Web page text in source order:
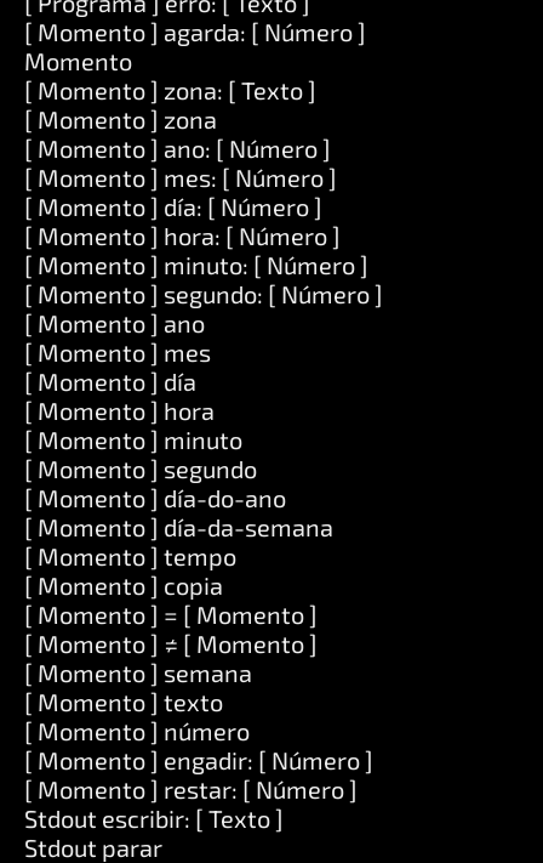
[ Momento ] agarda: [ Número ]
Momento
[ Momento ] zona: [ Texto ]
[ Momento ] zona
[ Momento ] ano: [ Número ]
[ Momento ] mes: [ Número ]
[ Momento ] día: [ Número ]
[ Momento ] hora: [ Número ]
[ Momento ] minuto: [ Número ]
[ Momento ] segundo: [ Número ]
[ Momento ] ano
[ Momento ] mes
[ Momento ] día
[ Momento ] hora
[ Momento ] minuto
[ Momento ] segundo
[ Momento ] día-do-ano
[ Momento ] día-da-semana
[ Momento ] tempo
[ Momento ] copia
[ Momento ] = [ Momento ]
[ Momento ] ≠ [ Momento ]
[ Momento ] semana
[ Momento ] texto
[ Momento ] número
[ Momento ] engadir: [ Número ]
[ Momento ] restar: [ Número ]
Stdout escribir: [ Texto ]
Stdout parar